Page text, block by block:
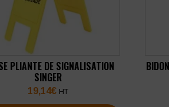
PLIANTE DE SIGNALISATION
SINGER
19,14€ HT